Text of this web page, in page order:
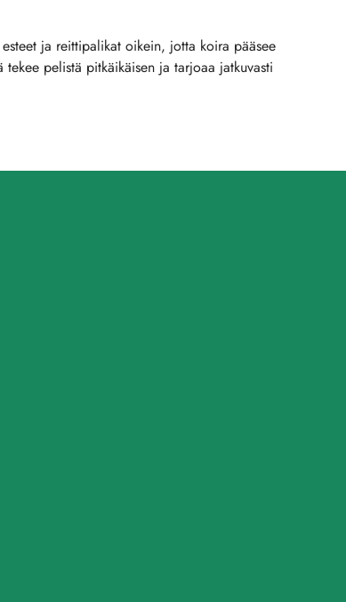
ja reittipalikat oikein, jotta koira pääsee
pelistä pitkäikäisen ja tarjoaa jatkuvasti